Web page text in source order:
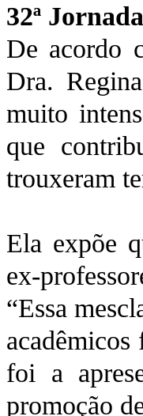
32ª
De acordo
Dra.
muito
que
trouxeram
Ela expõe
ex-
“Essa
acadêmicos
foi a
promoção